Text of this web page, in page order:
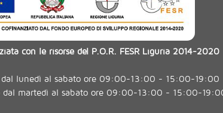
con le risorse del P.O.R. FESR Liguria 2014-2020
lunedì al sabato ore 09:00-13:00 - 15:00-19:00
dal martedì al sabato ore 09:00-13:00 - 15:00-